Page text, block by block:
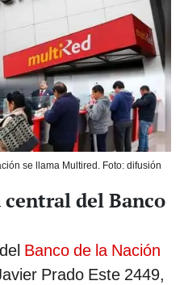
se llama Multired. Foto: difusión
del Banco
Banco de la Nación
Prado Este 2449,